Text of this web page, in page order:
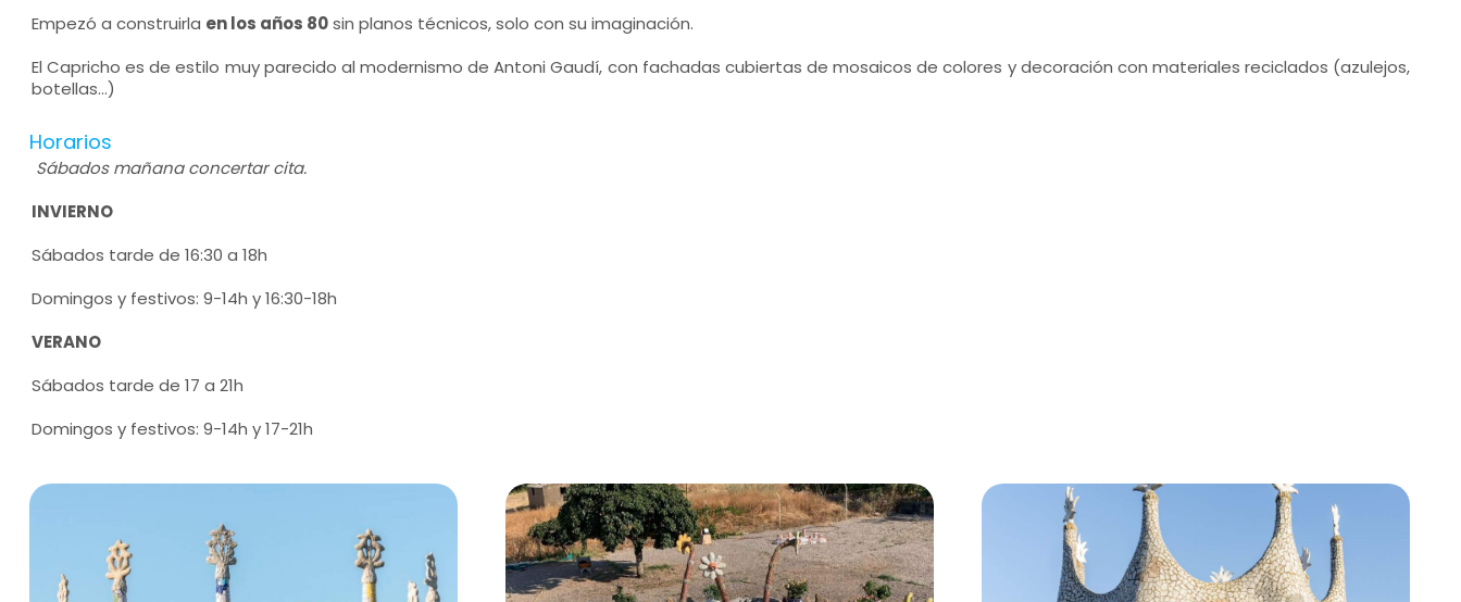
Empezó a construirla en los años 80sin planos técnicos, solo con su imaginación.
El Capricho es de estilo muy parecido al modernismo de Antoni Gaudí, con fachadas cubiertas de mosaicos de colores y decoración con materiales reciclados (azulejos,
botellas...)
Horarios
Sábados mañana concertar cita.
INVIERNO
Sábados tarde de 16:30 a 18h
Domingos y festivos: 9-14h y 16:30-18h
VERANO
Sábados tarde de 17 a 21h
Domingos y festivos: 9-14h y 17-21h